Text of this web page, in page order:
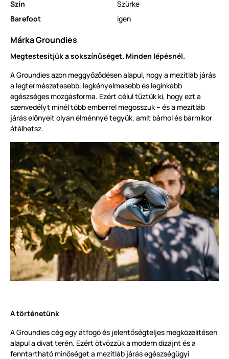
Szín
Szürke
Barefoot
igen
Márka Groundies
Megtestesítjük a sokszínűséget. Minden lépésnél.
A Groundies azon meggyőződésen alapul, hogy a mezítláb járás
a legtermészetesebb, legkényelmesebb és leginkább
egészséges mozgásforma. Ezért célul tűztük ki, hogy ezt a
szenvedélyt minél több emberrel megosszuk – és a mezítláb
járás előnyeit olyan élménnyé tegyük, amit bárhol és bármikor
átélhetsz.
A történetünk
A Groundies cég egy átfogó és jelentőségteljes megközelítésen
alapul a divat terén. Ezért ötvözzük a modern dizájnt és a
fenntartható minőséget a mezítláb járás egészségügyi